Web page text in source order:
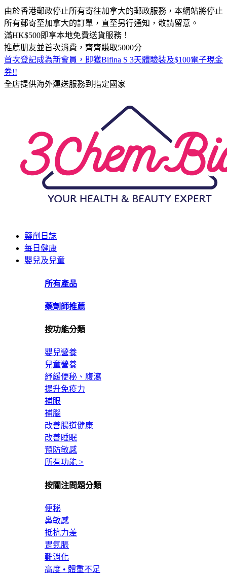
由於香港郵政停止所有寄往加拿大的郵政服務，本網站將停止
所有郵寄至加拿大的訂單，直至另行通知，敬請留意。
滿HK$500即享本地免費送貨服務！
推薦朋友並首次消費，齊齊賺取5000分
首次登記成為新會員，即獲Bifina S 3天體驗裝及$100電子現金
券!!
全店提供海外運送服務到指定國家
藥劑日誌
每日健康
嬰兒及兒童
所有產品
藥劑師推薦
按功能分類
嬰兒營養
兒童營養
紓緩便秘、腹瀉
提升免疫力
補眼
補腦
改善腸道健康
改善睡眠
預防敏感
所有功能 >
按關注問題分類
便秘
鼻敏感
抵抗力差
胃氣脹
難消化
高度 • 體重不足